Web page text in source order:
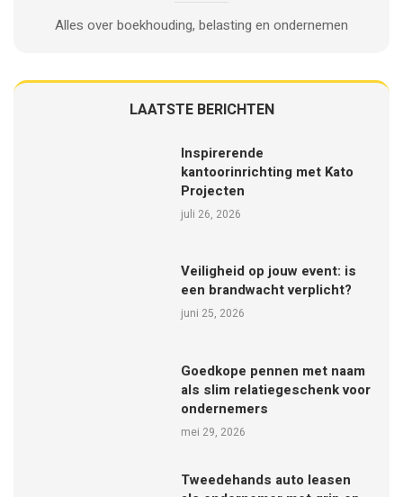
Alles over boekhouding, belasting en ondernemen
LAATSTE BERICHTEN
Inspirerende
kantoorinrichting met Kato
Projecten
juli 26, 2026
Veiligheid op jouw event: is
een brandwacht verplicht?
juni 25, 2026
Goedkope pennen met naam
als slim relatiegeschenk voor
ondernemers
mei 29, 2026
Tweedehands auto leasen